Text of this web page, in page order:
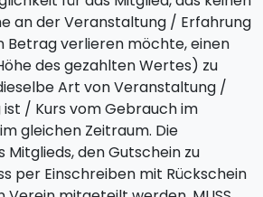
an der Veranstaltung / Erfahrung
Betrag verlieren möchte, einen
des gezahlten Wertes) zu
Art von Veranstaltung /
/ Kurs vom Gebrauch im
gleichen Zeitraum. Die
den Gutschein zu
per Einschreiben mit Rückschein